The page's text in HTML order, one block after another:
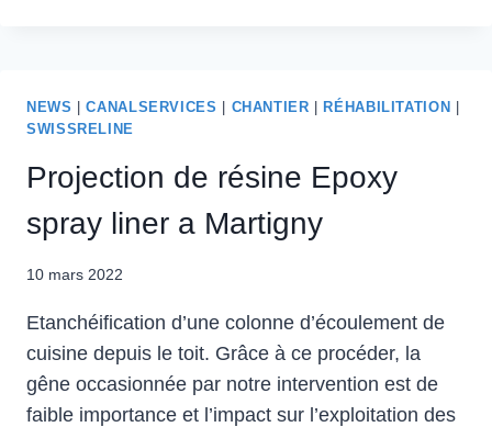
NEWS |CANALSERVICES CHANTIER RÉHABILITATION
SWISSRELINE
Projection de résine Epoxy
spray liner a Martigny
10 mars 2022
Etanchéification d’une colonne d’écoulement de
cuisine depuis le toit. Grâce à ce procéder, la
gêne occasionnée par notre intervention est de
faible importance et l’impact sur l’exploitation des